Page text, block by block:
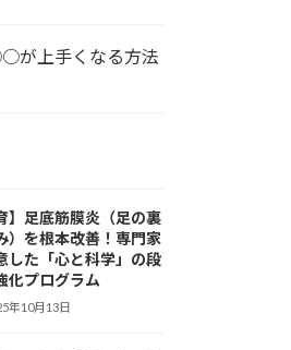
が上手くなる方法
】足底筋膜炎（足の裏
）を根本改善！専門家
した「心と科学」の段
化プログラム
年10月13日